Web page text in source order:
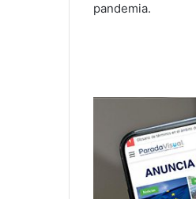
pandemia.